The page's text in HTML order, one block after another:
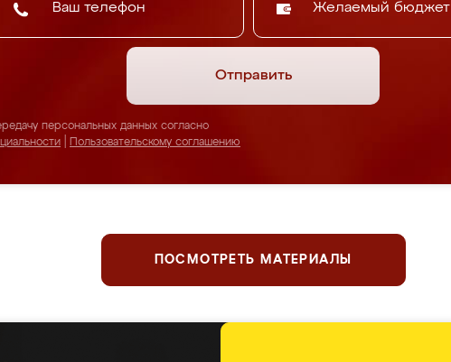
Желаемый бюджет
Отправить
персональных данных согласно
Пользовательскому соглашению
ПОСМОТРЕТЬ МАТЕРИАЛЫ